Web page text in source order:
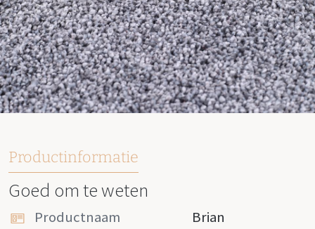
Productinformatie
Goed om te weten
Productnaam
Brian